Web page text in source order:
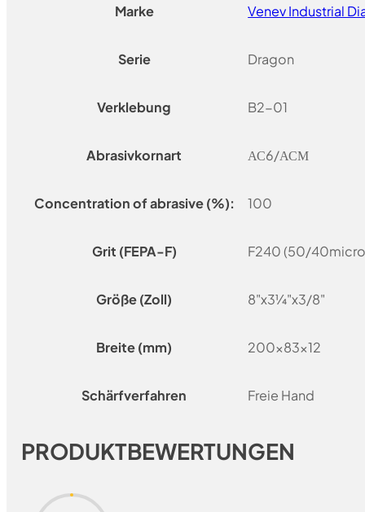
Marke Venev Industrial
Serie Dragon
Verklebung B2-01
Abrasivkornart АС6/АСМ
Concentration of abrasive (%): 100
Grit (FEPA-F) F240 (50/
Größe (Zoll) 8"x3¼"x3/8"
Breite (mm) 200x83x12
Schärfverfahren Freie Hand
PRODUKTBEWERTUNGEN